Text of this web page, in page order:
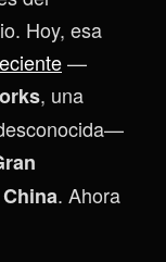
Hoy, esa
—
, una
. Ahora